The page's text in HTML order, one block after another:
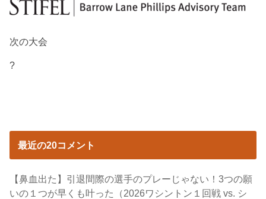
次の大会
?
最近の20コメント
【鼻血出た】引退間際の選手のプレーじゃない！3つの願
いの１つが早くも叶った（2026ワシントン１回戦 vs. シ